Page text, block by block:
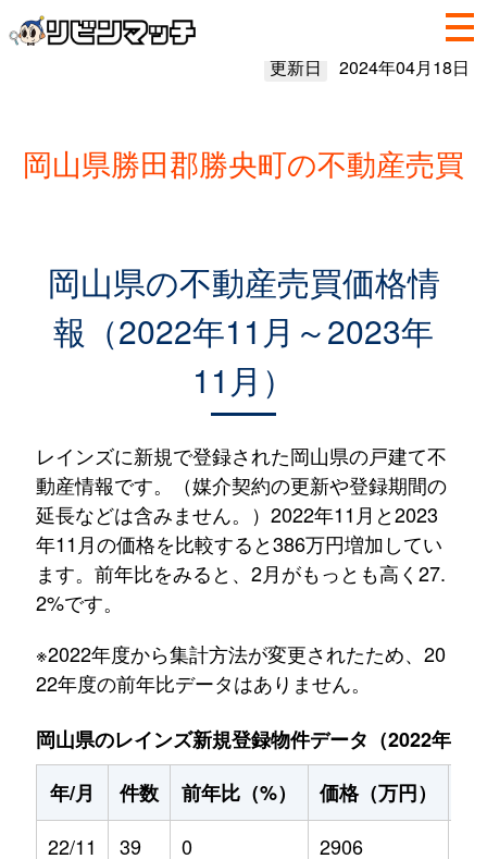
更新日 2024年04月18日
岡山県勝田郡勝央町の不動産売買
岡山県の不動産売買価格情
報（2022年11月～2023年
11月）
レインズに新規で登録された岡山県の戸建て不
動産情報です。（媒介契約の更新や登録期間の
延長などは含みません。）2022年11月と2023
年11月の価格を比較すると386万円増加してい
ます。前年比をみると、2月がもっとも高く27.
2%です。
※2022年度から集計方法が変更されたため、20
22年度の前年比データはありません。
岡山県のレインズ新規登録物件データ（2022年11
年/月
件数 前年比（%） 価格（万円）
22/11
39 0 2906